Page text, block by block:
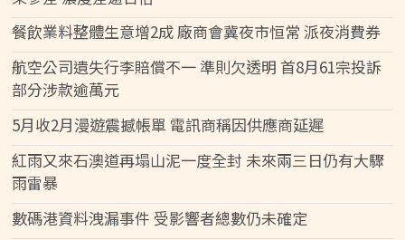
餐飲業料整體生意增2成 廠商會冀夜市恒常 派夜消費券
航空公司遺失行李賠償不一 準則欠透明 首8月61宗投訴
部分涉款逾萬元
5月收2月漫遊震撼帳單 電訊商稱因供應商延遲
紅雨又來石澳道再塌山泥一度全封 未來兩三日仍有大驟
雨雷暴
數碼港資料洩漏事件 受影響者總數仍未確定